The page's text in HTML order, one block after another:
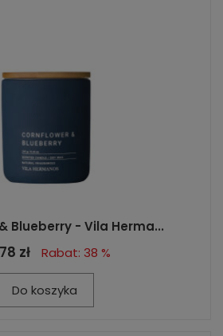
Blueberry - Vila Herma...
zł Rabat: 38 %
Do koszyka